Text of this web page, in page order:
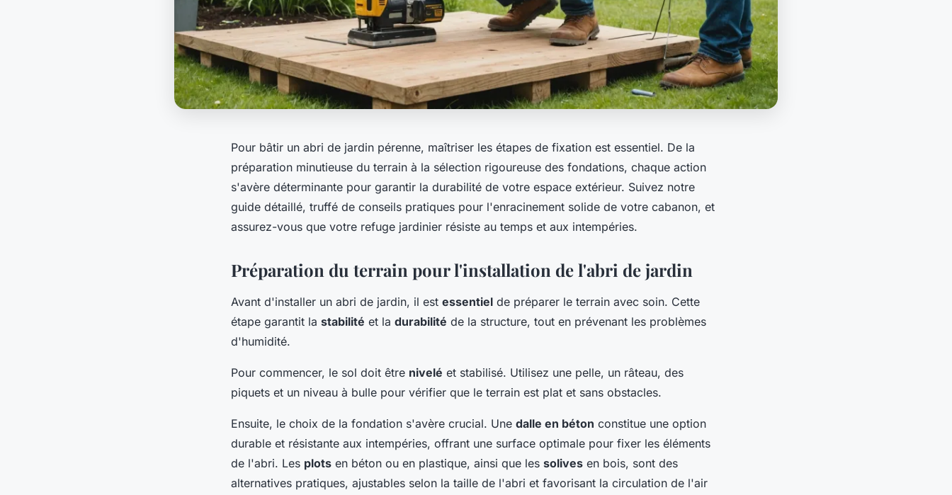
Pour bâtir un abri de jardin pérenne, maîtriser les étapes de fixation est essentiel. De la
préparation minutieuse du terrain à la sélection rigoureuse des fondations, chaque action
s'avère déterminante pour garantir la durabilité de votre espace extérieur. Suivez notre
guide détaillé, truffé de conseils pratiques pour l'enracinement solide de votre cabanon, et
assurez-vous que votre refuge jardinier résiste au temps et aux intempéries.
Préparation du terrain pour l'installation de l'abri de jardin
Avant d'installer un abri de jardin, il est essentiel de préparer le terrain avec soin. Cette
étape garantit la stabilité et la durabilité de la structure, tout en prévenant les problèmes
d'humidité.
Pour commencer, le sol doit être nivelé et stabilisé. Utilisez une pelle, un râteau, des
piquets et un niveau à bulle pour vérifier que le terrain est plat et sans obstacles.
Ensuite, le choix de la fondation s'avère crucial. Une dalle en béton constitue une option
durable et résistante aux intempéries, offrant une surface optimale pour fixer les éléments
de l'abri. Les plots en béton ou en plastique, ainsi que les solives en bois, sont des
alternatives pratiques, ajustables selon la taille de l'abri et favorisant la circulation de l'air